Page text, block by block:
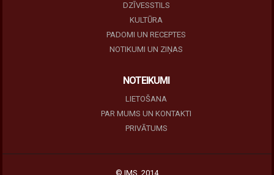
DZĪVESSTILS
KULTŪRA
PADOMI UN RECEPTES
NOTIKUMI UN ZIŅAS
NOTEIKUMI
LIETOŠANA
PAR MUMS UN KONTAKTI
PRIVĀTUMS
© IMS, 2014